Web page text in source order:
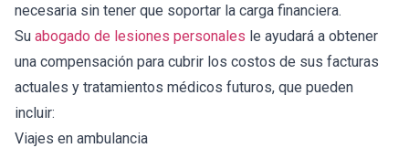
necesaria sin tener que soportar la carga financiera.
Su abogado de lesiones personales le ayudará a obtener
una compensación para cubrir los costos de sus facturas
actuales y tratamientos médicos futuros, que pueden
incluir:
Viajes en ambulancia